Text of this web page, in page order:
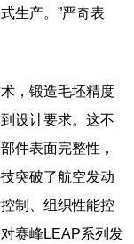
生产。”严奇表
，锻造毛坯精度
设计要求。这不
件表面完整性，
突破了航空发动
制、组织性能控
赛峰LEAP系列发